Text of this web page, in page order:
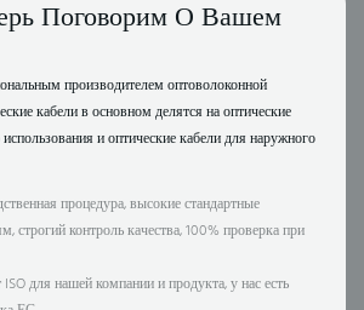
Поговорим О Вашем
производителем оптоволоконной
кабели в основном делятся на оптические
и оптические кабели для наружного
процедура, высокие стандартные
строгий контроль качества, 100% проверка при
для нашей компании и продукта, у нас есть